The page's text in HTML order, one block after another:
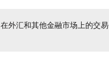
在外汇和其他金融市场上的交